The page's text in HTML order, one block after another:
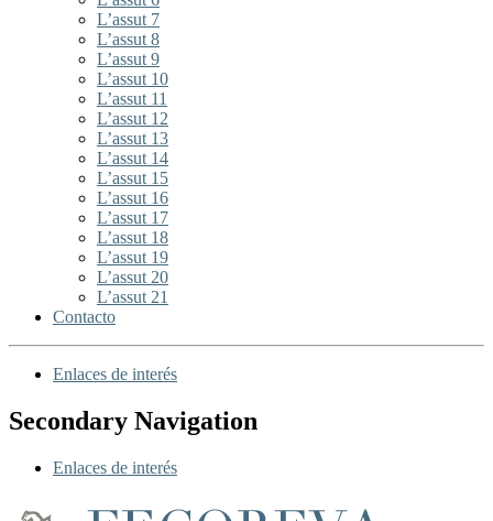
L’assut 7
L’assut 8
L’assut 9
L’assut 10
L’assut 11
L’assut 12
L’assut 13
L’assut 14
L’assut 15
L’assut 16
L’assut 17
L’assut 18
L’assut 19
L’assut 20
L’assut 21
Contacto
Enlaces de interés
Secondary Navigation
Enlaces de interés